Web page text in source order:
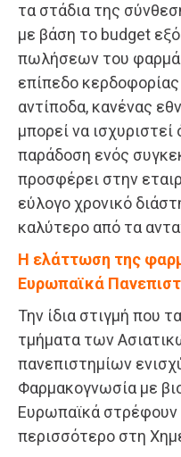
τα στάδια της
με βάση το budget
πωλήσεων του
επίπεδο
αντίποδα, κανένας
μπορεί να
παράδοση ενός
προσφέρει στην
εύλογο χρονικό
καλύτερο από τα
Η ελάττωση της
Ευρωπαϊκά
Την ίδια στιγμή που
τμήματα των
πανεπιστημίων
Φαρμακογνωσία με
Ευρωπαϊκά στρέφουν
περισσότερο στη